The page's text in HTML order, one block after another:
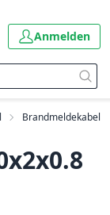
Anmelden
Brandmeldekabel